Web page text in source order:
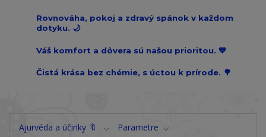
Rovnováha, pokoj a zdravý spánok v každom
dotyku. 🌙
Váš komfort a dôvera sú našou prioritou. 💙
Čistá krása bez chémie, s úctou k prírode. 🌳
Ajurvéda a účinky 🔖
Parametre